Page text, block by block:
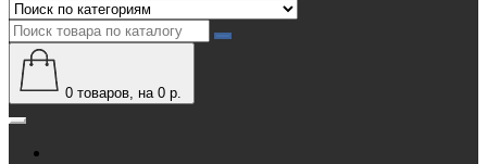
0 товаров, на 0 р.